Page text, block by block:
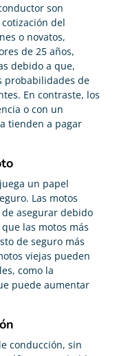
son
del
o novatos,
de 25 años,
debido a que,
probabilidades de
En contraste, los
o con un
tienden a pagar
un papel
Las motos
asegurar debido
las motos más
de seguro más
viejas pueden
como la
puede aumentar
conducción, sin